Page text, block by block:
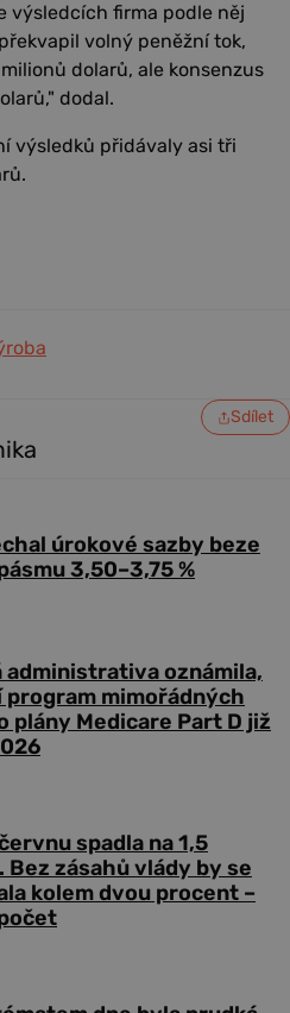
výsledcích firma podle něj
volný peněžní tok,
dolarů, ale konsenzus
dodal.
výsledků přidávaly asi tři
Sdílet
úrokové sazby beze
3,50–3,75 %
administrativa oznámila,
program mimořádných
plány Medicare Part D již
spadla na 1,5
Bez zásahů vlády by se
kolem dvou procent –